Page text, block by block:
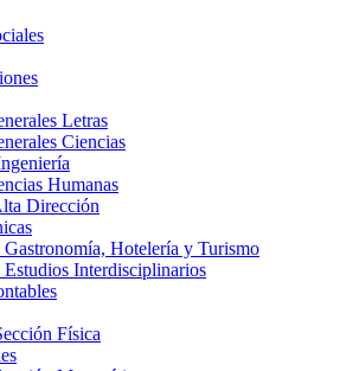
Letras
Ciencias
Humanas
Dirección
Gastronomía, Hotelería y Turismo
Estudios Interdisciplinarios
Física